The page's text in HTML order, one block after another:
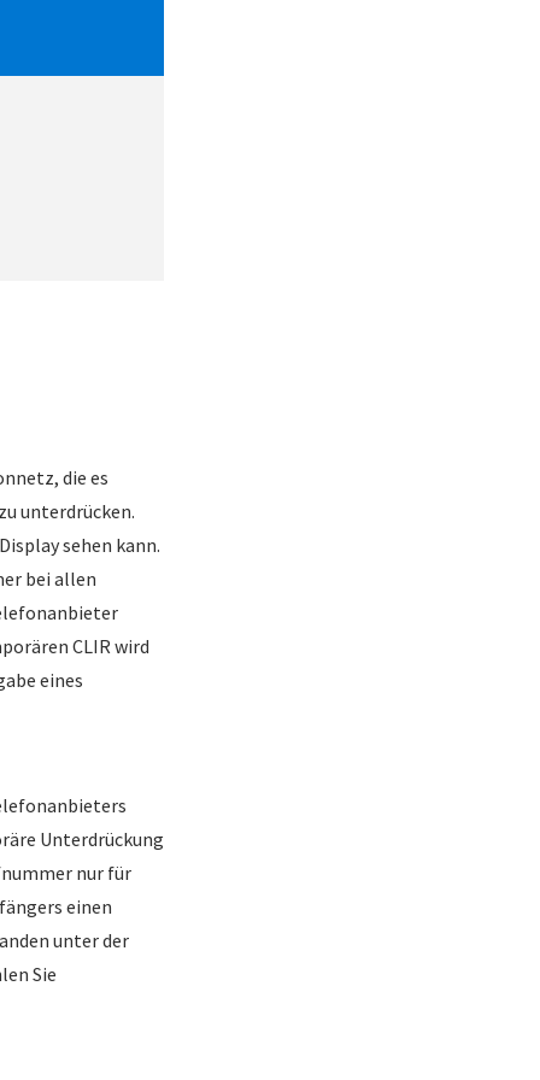
die es
unterdrücken.
sehen kann.
bei allen
CLIR wird
eines
Unterdrückung
nur für
einen
unter der
Sie